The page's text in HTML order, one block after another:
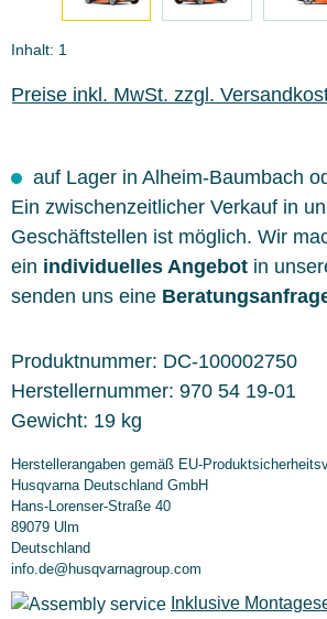
Inhalt: 1
Preise inkl. MwSt. zzgl.
auf Lager in Alheim-Baumbach
Ein zwischenzeitlicher Verkauf in
Geschäftstellen ist möglich. Wir
ein individuelles Angebot in
senden uns eine
Produktnummer: DC-100002750
Herstellernummer: 970 54 19-01
Gewicht: 19 kg
Herstellerangaben gemäß EU-
Husqvarna Deutschland GmbH
Hans-Lorenser-Straße 40
89079 Ulm
Deutschland
info.de@husqvarnagroup.com
Inklusive